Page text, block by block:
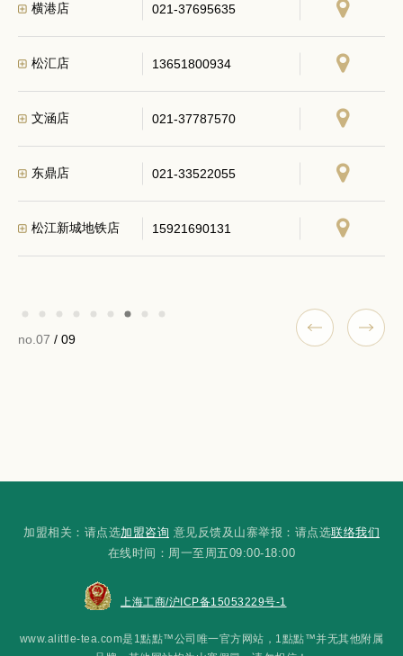
横港店 021-37695635
松汇店 13651800934
文涵店 021-37787570
东鼎店 021-33522055
松江新城地铁店 15921690131
no.07 / 09
加盟相关：请点选加盟咨询 意见反馈及山寨举报：请点选联络我们
在线时间：周一至周五09:00-18:00
www.alittle-tea.com是1點點™公司唯一官方网站，1點點™并无其他附属
上海工商/沪ICP备15053229号-1